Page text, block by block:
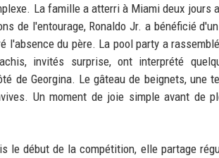
La famille a atterri à Miami deux jours
de l'entourage, Ronaldo Jr. a bénéficié
du père. La pool party a
invités surprise, ont interprété
de Georgina. Le gâteau de beignets, une
Un moment de joie simple avant de
le début de la compétition, elle partage